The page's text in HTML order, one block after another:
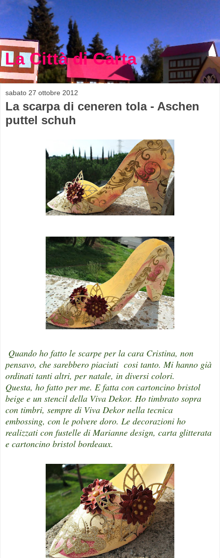
La Città di Carta
sabato 27 ottobre 2012
La scarpa di ceneren tola - Aschen
puttel schuh
Quando ho fatto le scarpe per la cara Cristina, non
pensavo, che sarebbero piaciuti cosi tanto. Mi hanno già
ordinati tanti altri, per natale, in diversi colori.
Questa, ho fatto per me. E fatta con cartoncino bristol
beige e un stencil della Viva Dekor. Ho timbrato sopra
con timbri, sempre di Viva Dekor nella tecnica
embossing, con le polvere doro. Le decorazioni ho
realizzati con fustelle di Marianne design, carta glitterata
e cartoncino bristol bordeaux.